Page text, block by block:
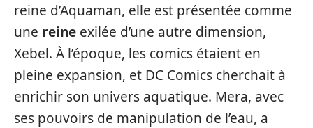
reine d’Aquaman, elle est présentée comme
une reine exilée d’une autre dimension,
Xebel. À l’époque, les comics étaient en
pleine expansion, et DC Comics cherchait à
enrichir son univers aquatique. Mera, avec
ses pouvoirs de manipulation de l’eau, a